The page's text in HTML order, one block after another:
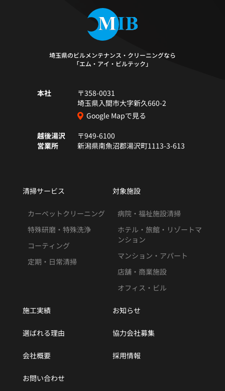
埼玉県のビルメンテナンス・クリーニングなら
「エム・アイ・ビルテック」
本社
〒358-0031
埼玉県入間市大字新久660-2
Google Mapで見る
越後湯沢
営業所
〒949-6100
新潟県南魚沼郡湯沢町1113-3-613
清掃サービス
カーペットクリーニング
特殊研磨・特殊洗浄
コーティング
定期・日常清掃
対象施設
病院・福祉施設清掃
ホテル・旅館・リゾートマ
ンション
マンション・アパート
店舗・商業施設
オフィス・ビル
施工実績
選ばれる理由
会社概要
お問い合わせ
お知らせ
協力会社募集
採用情報